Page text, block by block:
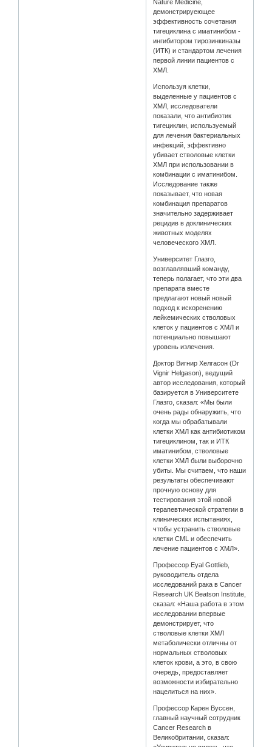
Nature Medicine,
демонстрируеющее
эффективность сочетания
тигециклина с иматинибом -
ингибитором тирозинкиназы
(ИТК) и стандартом лечения
первой линии пациентов с
ХМЛ.
Используя клетки,
выделенные у пациентов с
ХМЛ, исследователи
показали, что антибиотик
тигециклин, используемый
для лечения бактериальных
инфекций, эффективно
убивает стволовые клетки
ХМЛ при использовании в
комбинации с иматинибом.
Исследование также
показывает, что новая
комбинация препаратов
значительно задерживает
рецидив в доклинических
животных моделях
человеческого ХМЛ.
Университет Глазго,
возглавлявший команду,
теперь полагает, что эти два
препарата вместе
предлагают новый новый
подход к искоренению
лейкемических стволовых
клеток у пациентов с ХМЛ и
потенциально повышают
уровень излечения.
Доктор Вигнир Хелгасон (Dr
Vignir Helgason), ведущий
автор исследования, который
базируется в Университете
Глазго, сказал: «Мы были
очень рады обнаружить, что
когда мы обрабатывали
клетки ХМЛ как антибиотиком
тигециклином, так и ИТК
иматинибом, стволовые
клетки ХМЛ были выборочно
убиты. Мы считаем, что наши
результаты обеспечивают
прочную основу для
тестирования этой новой
терапевтической стратегии в
клинических испытаниях,
чтобы устранить стволовые
клетки CML и обеспечить
лечение пациентов с ХМЛ».
Профессор Eyal Gottlieb,
руководитель отдела
исследований рака в Cancer
Research UK Beatson Institute,
сказал: «Наша работа в этом
исследовании впервые
демонстрирует, что
стволовые клетки ХМЛ
метаболически отличны от
нормальных стволовых
клеток крови, а это, в свою
очередь, предоставляет
возможности избирательно
нацелиться на них».
Профессор Карен Вуссен,
главный научный сотрудник
Cancer Research в
Великобритании, сказал: